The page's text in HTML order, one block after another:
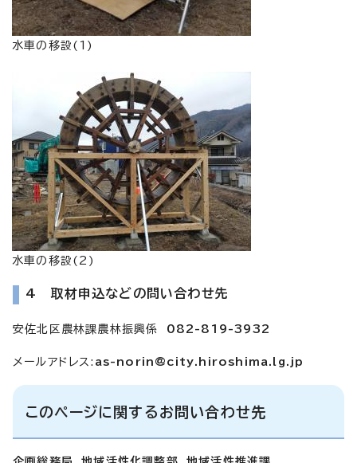
水車の移設(1)
水車の移設(2)
4 取材申込などの問い合わせ先
安佐北区農林課農林振興係 082-819-3932
メールアドレス: as-norin@city.hiroshima.lg.jp
このページに関するお問い合わせ先